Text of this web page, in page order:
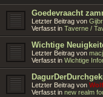
Goedevraacht
Letzter Beitrag von
Verfasst in Taverne /
Wichtige
Letzter Beitrag von
Verfasst in Wichtige
Letzter Beitrag von
Verfasst in new realm